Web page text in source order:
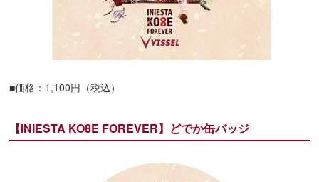
■価格：1,100円（税込）
【INIESTA KO8E FOREVER】どでか缶バッジ